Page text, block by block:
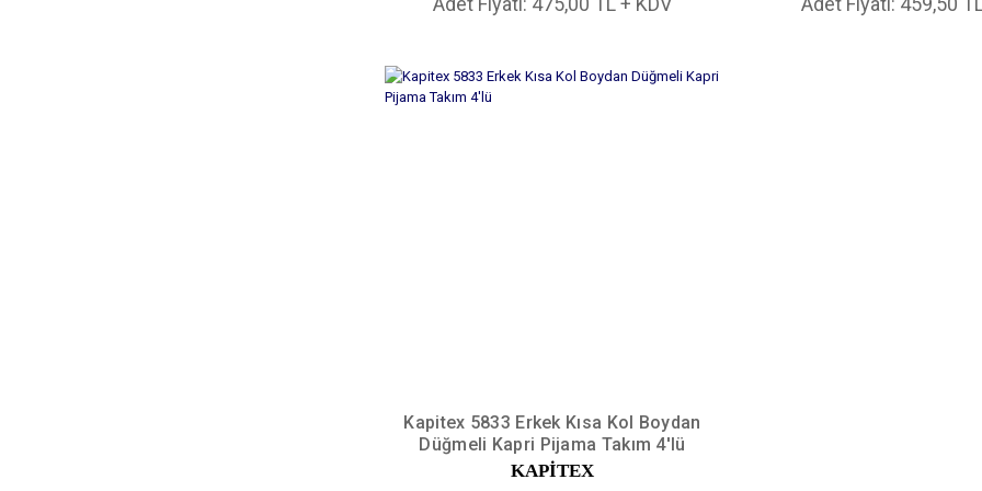
Kapitex 5833 Erkek Kısa Kol Boydan
Düğmeli Kapri Pijama Takım 4'lü
KAPİTEX